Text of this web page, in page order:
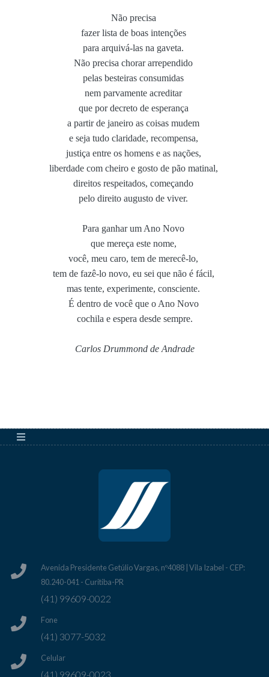
Não precisa
fazer lista de boas intenções
para arquivá-las na gaveta.
Não precisa chorar arrependido
pelas besteiras consumidas
nem parvamente acreditar
que por decreto de esperança
a partir de janeiro as coisas mudem
e seja tudo claridade, recompensa,
justiça entre os homens e as nações,
liberdade com cheiro e gosto de pão matinal,
direitos respeitados, começando
pelo direito augusto de viver.
Para ganhar um Ano Novo
que mereça este nome,
você, meu caro, tem de merecê-lo,
tem de fazê-lo novo, eu sei que não é fácil,
mas tente, experimente, consciente.
É dentro de você que o Ano Novo
cochila e espera desde sempre.
Carlos Drummond de Andrade
Avenida Presidente Getúlio Vargas, nº4088 | Vila Izabel - CEP:
80.240-041 - Curitiba-PR
(41) 99609-0022
Fone
(41) 3077-5032
Celular
(41) 99609-0023